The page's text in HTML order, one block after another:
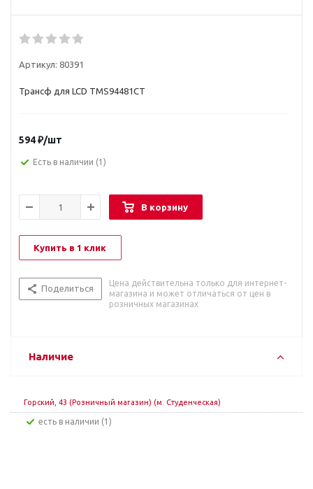
Артикул: 80391
Трансф для LCD TMS94481CT
594₽/шт
Есть в наличии (1)
В корзину
Купить в 1 клик
Поделиться
Цена действительна только для интернет-
магазина и может отличаться от цен в
розничных магазинах
Наличие
Горский, 43 (Розничный магазин) (м. Студенческая)
Есть в наличии (1)